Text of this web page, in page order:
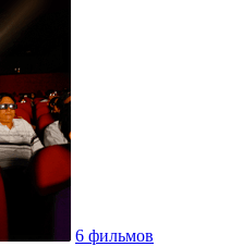
6 фильмов